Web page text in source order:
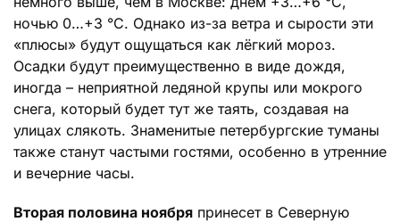
ночью 0…+3 °C. Однако из-за ветра и сырости эти
«плюсы» будут ощущаться как лёгкий мороз.
Осадки будут преимущественно в виде дождя,
иногда – неприятной ледяной крупы или мокрого
снега, который будет тут же таять, создавая на
улицах слякоть. Знаменитые петербургские туманы
также станут частыми гостями, особенно в утренние
и вечерние часы.
Вторая половина ноября принесет в Северную